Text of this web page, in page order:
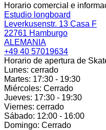
Horario comercial e
Estudio longboard
Leverkusenstr. 13 Casa F
22761 Hamburgo
ALEMANIA
+49 40 57019634
Horario de apertura de
Lunes: cerrado
Martes: 17:30 - 19:30
Miércoles: Cerrado
Jueves: 17:30 - 19:30
Viernes: cerrado
Sábado: 12:00 - 16:00
Domingo: Cerrado